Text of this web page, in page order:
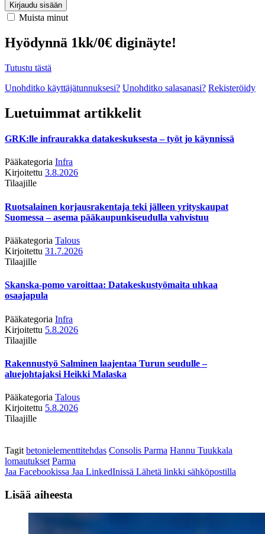
Kirjaudu sisään
Muista minut
Hyödynnä 1kk/0€ diginäyte!
Tutustu tästä
Unohditko käyttäjätunnuksesi? Unohditko salasanasi? Rekisteröidy
Luetuimmat artikkelit
GRK:lle infraurakka datakeskuksesta – työt jo käynnissä
Pääkategoria Infra
Kirjoitettu 3.8.2026
Tilaajille
Ruotsalainen korjausrakentaja teki jälleen yrityskaupat
Suomessa – asema pääkaupunkiseudulla vahvistuu
Pääkategoria Talous
Kirjoitettu 31.7.2026
Tilaajille
Skanska-pomo varoittaa: Datakeskustyömaita uhkaa
osaajapula
Pääkategoria Infra
Kirjoitettu 5.8.2026
Tilaajille
Rakennustyö Salminen laajentaa Turun seudulle –
aluejohtajaksi Heikki Malaska
Pääkategoria Talous
Kirjoitettu 5.8.2026
Tilaajille
Tagit betonielementtitehdas Consolis Parma Hannu Tuukkala
lomautukset Parma
Jaa Facebookissa Jaa LinkedInissä Lähetä linkki sähköpostilla
Lisää aiheesta